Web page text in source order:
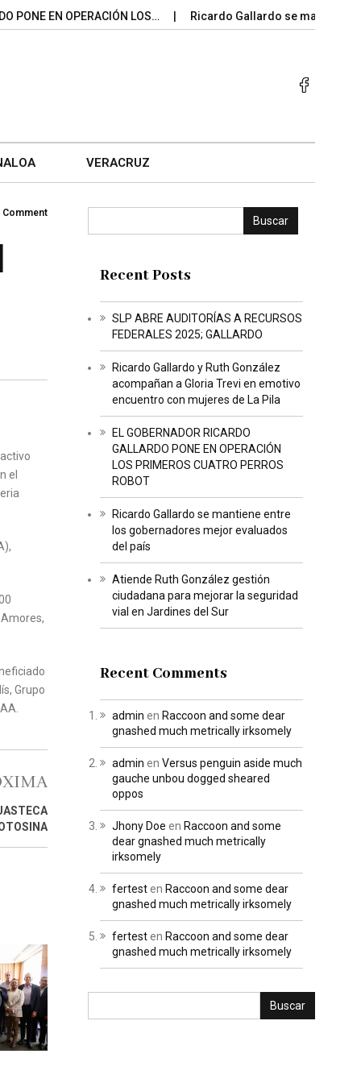
EN OPERACIÓN LOS… Ricardo Gallardo se mantiene
VERACRUZ
Comment
el
Grupo
Buscar
Recent Posts
SLP ABRE AUDITORÍAS A RECURSOS
FEDERALES 2025; GALLARDO
Ricardo Gallardo y Ruth González
acompañan a Gloria Trevi en emotivo
encuentro con mujeres de La Pila
EL GOBERNADOR RICARDO
GALLARDO PONE EN OPERACIÓN
LOS PRIMEROS CUATRO PERROS
ROBOT
Ricardo Gallardo se mantiene entre
los gobernadores mejor evaluados
del país
Atiende Ruth González gestión
ciudadana para mejorar la seguridad
vial en Jardines del Sur
Recent Comments
admin en Raccoon and some dear
gnashed much metrically irksomely
admin en Versus penguin aside much
gauche unbou dogged sheared
oppos
Jhony Doe en Raccoon and some
dear gnashed much metrically
irksomely
fertesten Raccoon and some dear
gnashed much metrically irksomely
fertesten Raccoon and some dear
gnashed much metrically irksomely